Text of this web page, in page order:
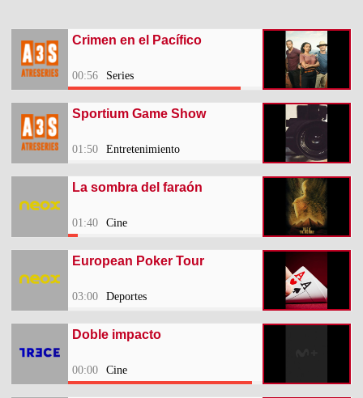
Crimen en el Pacífico
00:56 Series
Sportium Game Show
01:50 Entretenimiento
La sombra del faraón
01:40 Cine
European Poker Tour
03:00 Deportes
Doble impacto
00:00 Cine